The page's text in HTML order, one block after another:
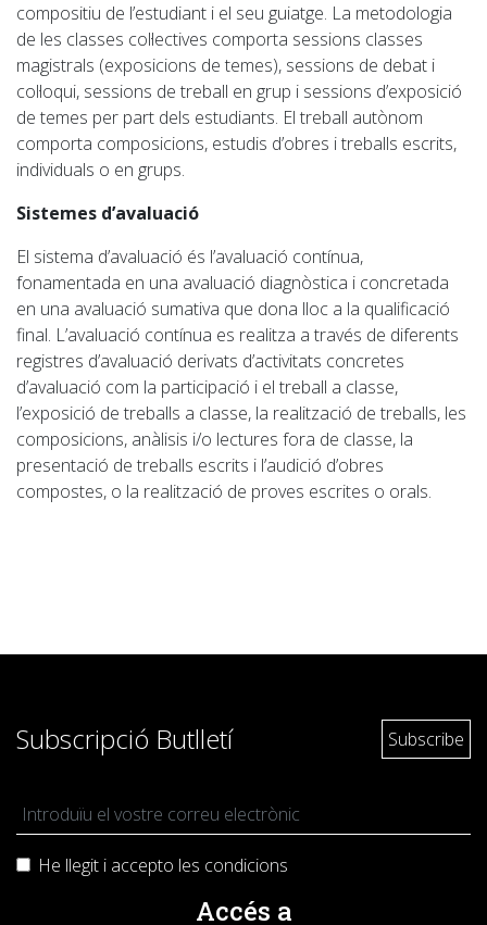
compositiu de l’estudiant i el seu guiatge. La metodologia
de les classes col·lectives comporta sessions classes
magistrals (exposicions de temes), sessions de debat i
col·loqui, sessions de treball en grup i sessions d’exposició
de temes per part dels estudiants. El treball autònom
comporta composicions, estudis d’obres i treballs escrits,
individuals o en grups.
Sistemes d’avaluació
El sistema d’avaluació és l’avaluació contínua,
fonamentada en una avaluació diagnòstica i concretada
en una avaluació sumativa que dona lloc a la qualificació
final. L’avaluació contínua es realitza a través de diferents
registres d’avaluació derivats d’activitats concretes
d’avaluació com la participació i el treball a classe,
l’exposició de treballs a classe, la realització de treballs, les
composicions, anàlisis i/o lectures fora de classe, la
presentació de treballs escrits i l’audició d’obres
compostes, o la realització de proves escrites o orals.
Subscripció Butlletí
He llegit i accepto les condicions
Accés a